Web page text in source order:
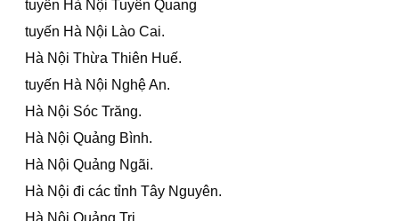
tuyến Hà Nội Tuyên Quang
tuyến Hà Nội Lào Cai.
Hà Nội Thừa Thiên Huế.
tuyến Hà Nội Nghệ An.
Hà Nội Sóc Trăng.
Hà Nội Quảng Bình.
Hà Nội Quảng Ngãi.
Hà Nội đi các tỉnh Tây Nguyên.